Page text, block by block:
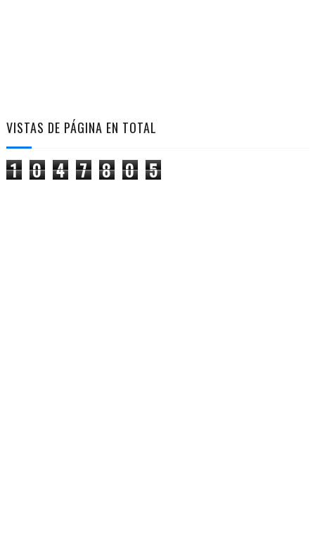
VISTAS DE PÁGINA EN TOTAL
1 0 4 7 8 0 5